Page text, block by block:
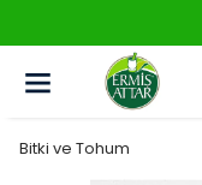
Bitki ve Tohum